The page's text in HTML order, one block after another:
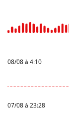
08/08 à 4:10
07/08 à 23:28